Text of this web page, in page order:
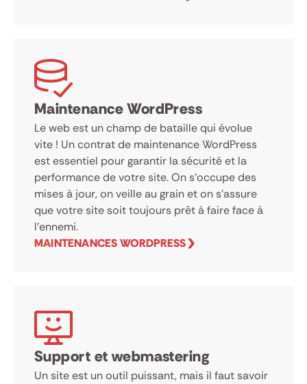
Maintenance WordPress
Le web est un champ de bataille qui évolue
vite ! Un contrat de maintenance WordPress
est essentiel pour garantir la sécurité et la
performance de votre site. On s’occupe des
mises à jour, on veille au grain et on s’assure
que votre site soit toujours prêt à faire face à
l’ennemi.
MAINTENANCES WORDPRESS
Support et webmastering
Un site est un outil puissant, mais il faut savoir